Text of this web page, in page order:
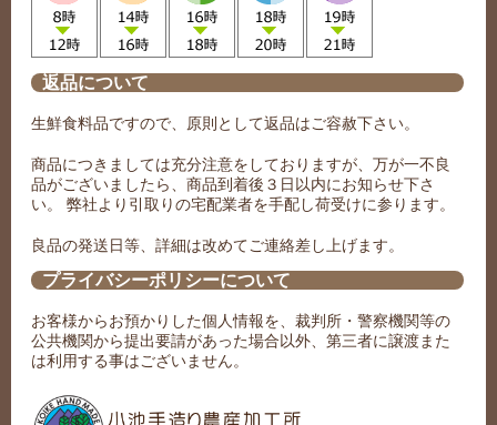
返品について
生鮮食料品ですので、原則として返品はご容赦下さい。
商品につきましては充分注意をしておりますが、万が一不良
品がございましたら、商品到着後３日以内にお知らせ下さ
い。 弊社より引取りの宅配業者を手配し荷受けに参ります。
良品の発送日等、詳細は改めてご連絡差し上げます。
プライバシーポリシーについて
お客様からお預かりした個人情報を、裁判所・警察機関等の
公共機関から提出要請があった場合以外、第三者に譲渡また
は利用する事はございません。